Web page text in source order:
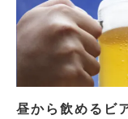
昼から飲めるビ